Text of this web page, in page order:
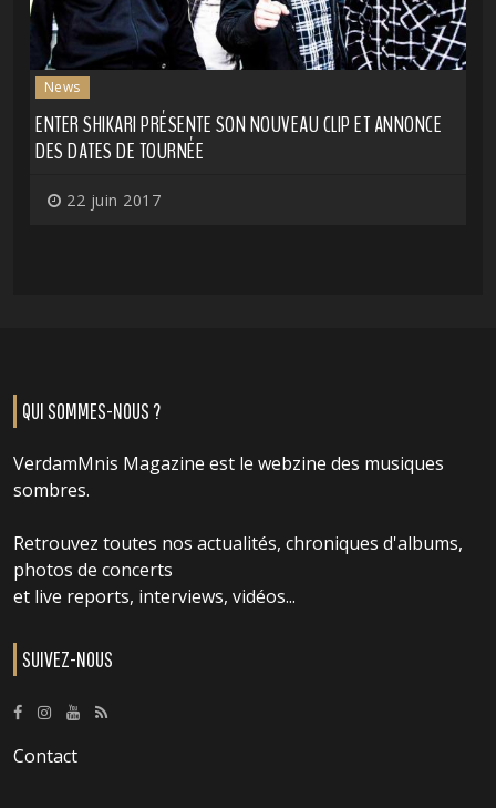
News
ENTER SHIKARI PRÉSENTE SON NOUVEAU CLIP ET ANNONCE
DES DATES DE TOURNÉE
22 juin 2017
QUI SOMMES-NOUS ?
VerdamMnis Magazine est le webzine des musiques
sombres.
Retrouvez toutes nos actualités, chroniques d'albums,
photos de concerts
et live reports, interviews, vidéos...
SUIVEZ-NOUS
Contact